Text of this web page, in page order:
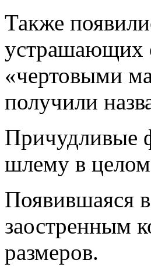
Также
устрашающих
«чертовыми
получили
Причудливые
шлему в
Появившаяся
заостренным
размеров.